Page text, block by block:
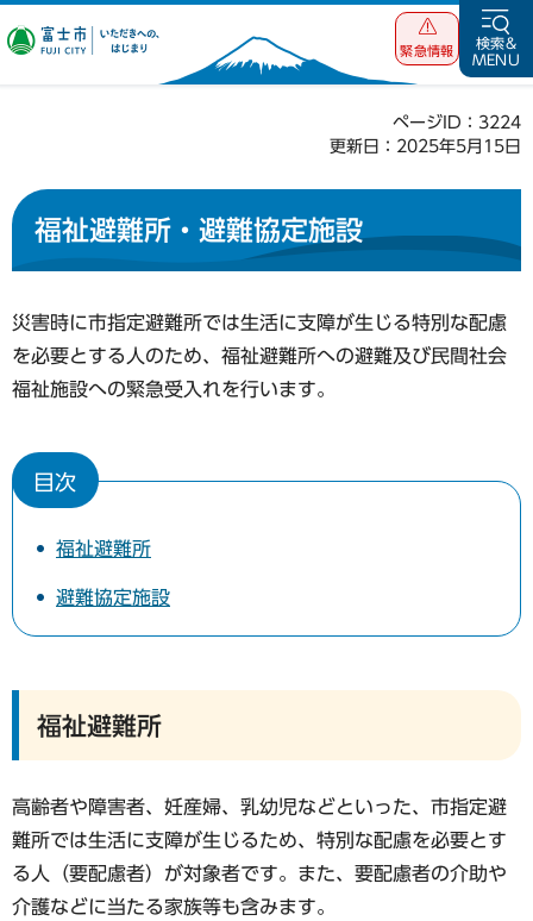
富士市 いただ
緊急情報
検索&
MENU
ページID：3224
更新日：2025年5月15日
福祉避難所・避難協定施設
災害時に市指定避難所では生活に支障が生じる特別な配慮
を必要とする人のため、福祉避難所への避難及び民間社会
福祉施設への緊急受入れを行います。
目次
福祉避難所
避難協定施設
福祉避難所
高齢者や障害者、妊産婦、乳幼児などといった、市指定避
難所では生活に支障が生じるため、特別な配慮を必要とす
る人（要配慮者）が対象者です。また、要配慮者の介助や
介護などに当たる家族等も含みます。